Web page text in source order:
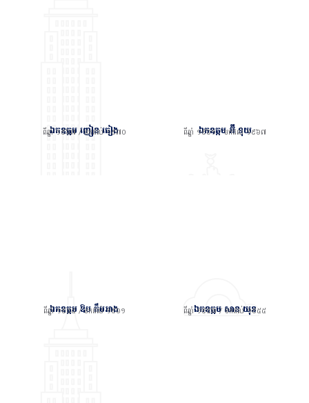
ឯកឧត្តម ញៀន ធៀង
ពីឆ្នាំ ១៩៦៧ / មកដល់ ១៩៧០ ឯកឧត្តម អ៊ី ទុយ
ពីឆ្នាំ ១៩៦១ / មកដល់ ១៩៦៧
ឯកឧត្តម ឱប គឹមអាង
ពីឆ្នាំ ១៩៥៥ / មកដល់ ១៩៦១ ឯកឧត្តម សាន យុន
ពីឆ្នាំ ១៩៥៣ / មកដល់ ១៩៥៥